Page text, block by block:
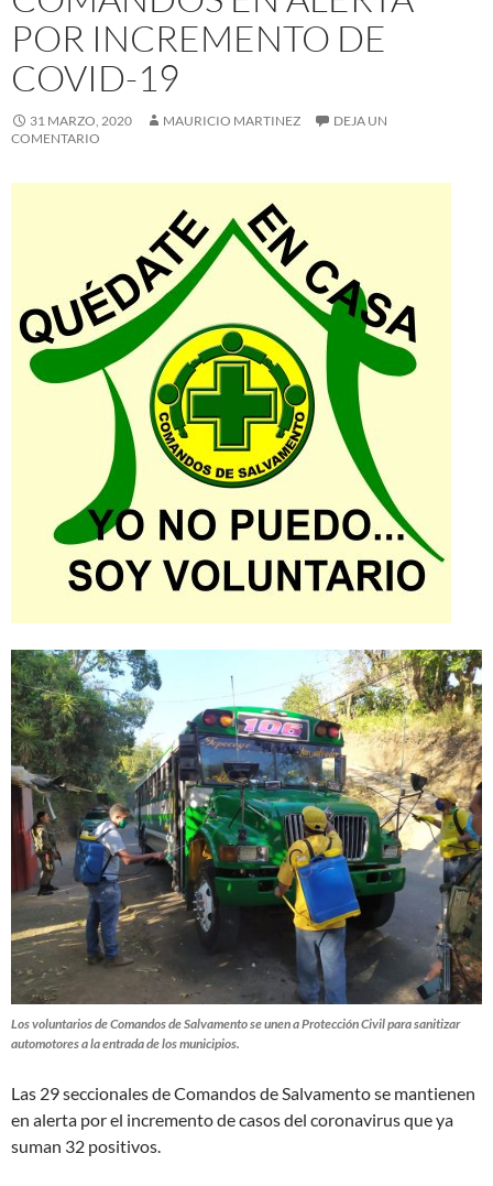
POR INCREMENTO DE
COVID-19
31 MARZO, 2020 MAURICIO MARTINEZ
DEJA UN
COMENTARIO
Los voluntarios de Comandos de Salvamento se unen a Protección Civil para sanitizar
automotores a la entrada de los municipios.
Las 29 seccionales de Comandos de Salvamento se mantienen
en alerta por el incremento de casos del coronavirus que ya
suman 32 positivos.